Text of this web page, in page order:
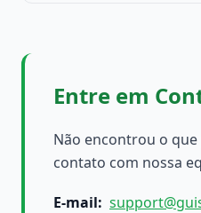
Entre em
Não encontrou o
contato com nossa
E-mail: